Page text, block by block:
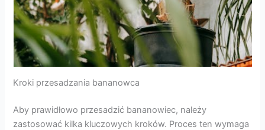
Kroki przesadzania bananowca
Aby prawidłowo przesadzić bananowiec, należy
zastosować kilka kluczowych kroków. Proces ten wymaga